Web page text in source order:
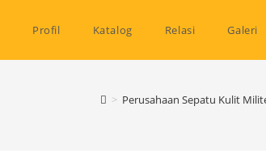
Profil Katalog Relasi Galeri
> Perusahaan Sepatu Kulit